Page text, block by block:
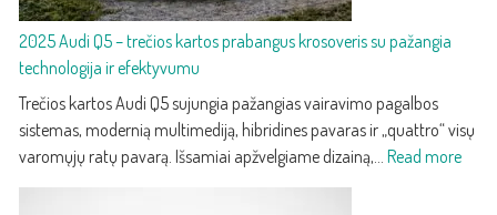
premium
SUV
su
nauju
technologijomis
2025 Audi Q5 – trečios kartos prabangus krosoveris su pažangia
technologija ir efektyvumu
Trečios kartos Audi Q5 sujungia pažangias vairavimo pagalbos
sistemas, modernią multimediją, hibridines pavaras ir „quattro“ visų
varomųjų ratų pavarą. Išsamiai apžvelgiame dizainą,… Read more: